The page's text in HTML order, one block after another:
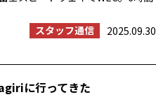
スタッフ通信
2025.09.30
に行ってきた